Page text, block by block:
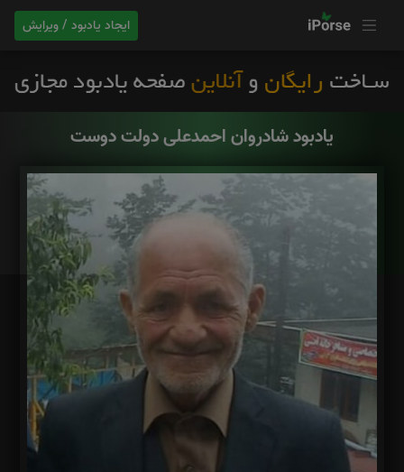
ایجاد یادبود / ویرایش
یادبود شادروان احمدعلی دولت دوست